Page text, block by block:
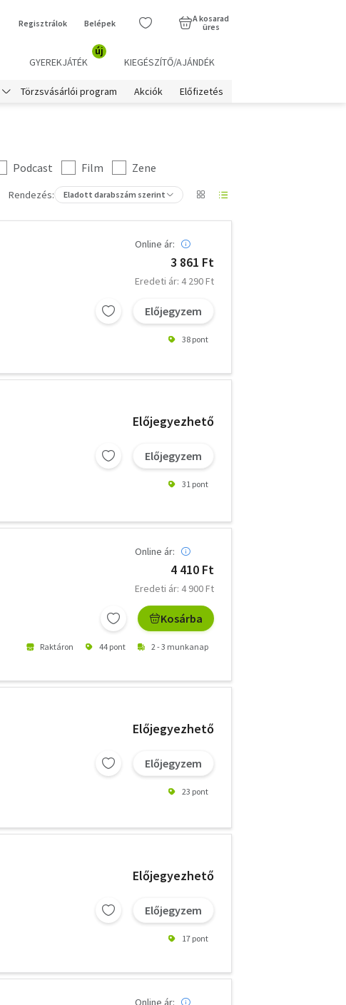
Regisztrálok Belépek
A kosarad
üres
GYEREKJÁTÉK
új
KIEGÉSZÍTŐ/AJÁNDÉK
Törzsvásárlói program Akciók Előfizetés
Podcast Film
Zene
Rendezés: Eladott darabszám szerint
Online ár:
3 861 Ft
Eredeti ár: 4 290 Ft
Előjegyzem
38 pont
Előjegyezhető
Előjegyzem
31 pont
Online ár:
4 410 Ft
Eredeti ár: 4 900 Ft
Kosárba
Raktáron 44 pont 2 - 3 munkanap
Előjegyezhető
Előjegyzem
23 pont
Előjegyezhető
Előjegyzem
17 pont
Online ár: